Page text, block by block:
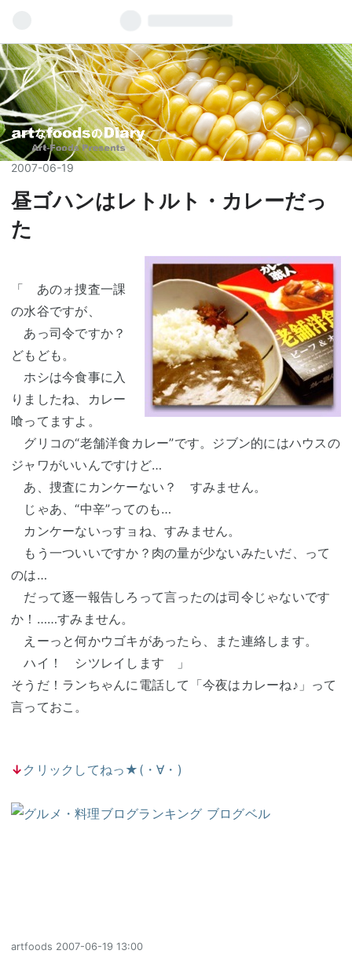
2007-06-19
昼ゴハンはレトルト・カレーだっ
た
「 あのォ捜査一課
の水谷ですが、
あっ司令ですか？
どもども。
ホシは今食事に入
りましたね、カレー
喰ってますよ。
グリコの“老舗洋食カレー”です。ジブン的にはハウスの
ジャワがいいんですけど…
あ、捜査にカンケーない？ すみません。
じゃあ、“中辛”ってのも…
カンケーないっすョね、すみません。
もう一ついいですか？肉の量が少ないみたいだ、って
のは…
だって逐一報告しろって言ったのは司令じゃないです
か！……すみません。
えーっと何かウゴキがあったら、また連絡します。
ハイ！ シツレイします 」
そうだ！ランちゃんに電話して「今夜はカレーね♪」って
言っておこ。
↓ クリックしてねっ★(・∀・)
artfoods 2007-06-19 13:00